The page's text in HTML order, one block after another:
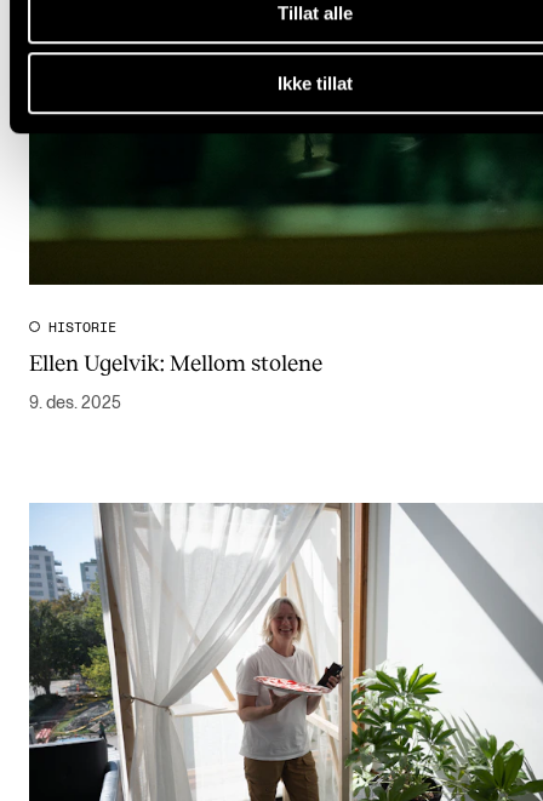
Tillat alle
Ikke tillat
HISTORIE
Ellen Ugelvik: Mellom stolene
9. des. 2025